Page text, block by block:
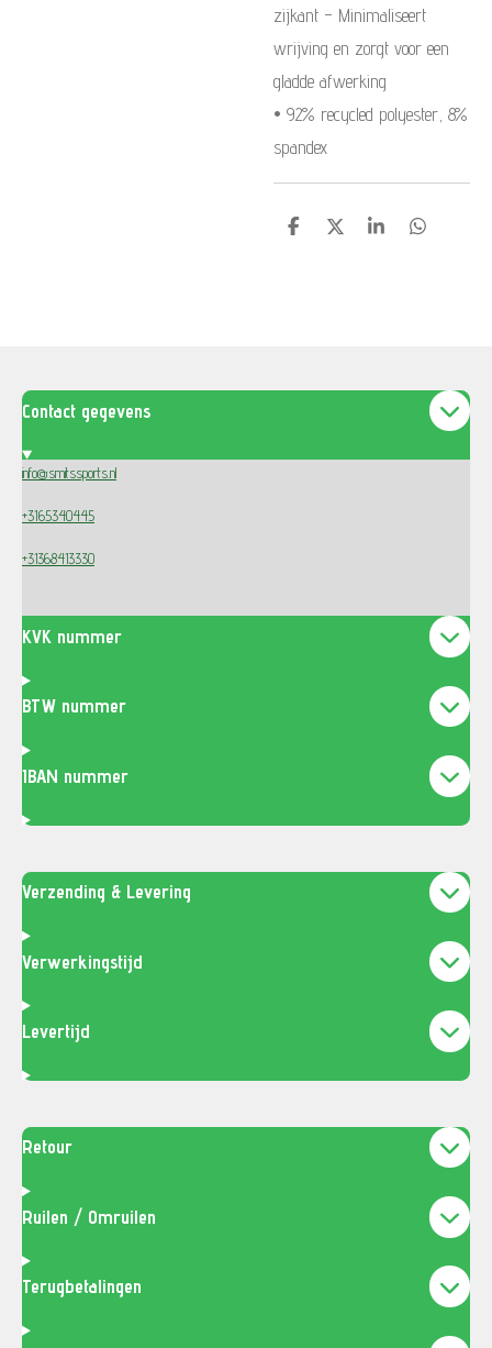
zijkant – Minimaliseert
wrijving en zorgt voor een
gladde afwerking
• 92% recycled polyester, 8%
spandex
S
S
S
S
Contact gegevens
info@smitssports.nl
+3165340445
+31368413330
KVK nummer
BTW nummer
IBAN nummer
Verzending & Levering
Verwerkingstijd
Levertijd
Retour
Ruilen / Omruilen
Terugbetalingen